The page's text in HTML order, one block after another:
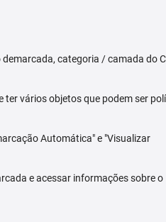
categoria / camada do
vários objetos que podem ser
Automática" e "Visualizar
e acessar informações sobre o